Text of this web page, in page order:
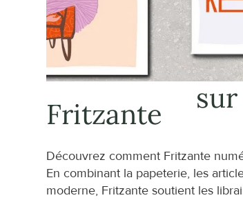
Fritzante
Découvrez comment Fritzante
En combinant la papeterie, les
moderne, Fritzante soutient les